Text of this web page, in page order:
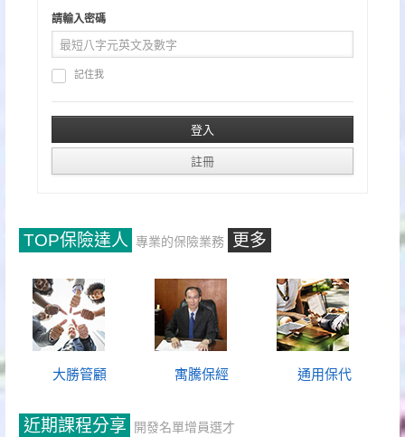
請輸入密碼
記住我
TOP保險達人 專業的保險業務 更多
大勝管顧 寓騰保經 通用保代
近期課程分享 開發名單增員選才